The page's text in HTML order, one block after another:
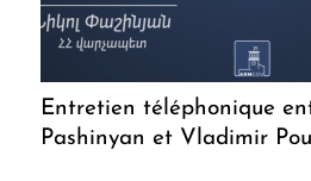
Entretien téléphonique
Pashinyan et Vladimir